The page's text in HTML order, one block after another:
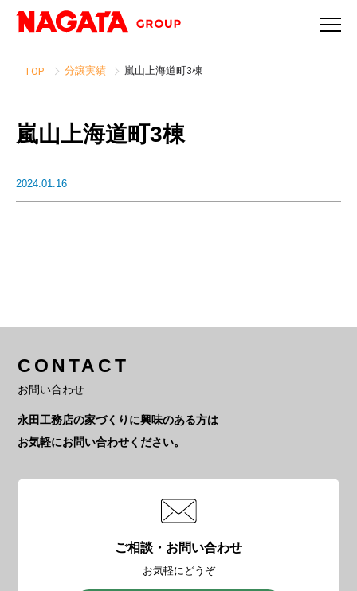
TOP 分譲実績 嵐山上海道町3棟
嵐山上海道町3棟
2024.01.16
CONTACT
お問い合わせ
永田工務店の家づくりに興味のある方は
お気軽にお問い合わせください。
ご相談・お問い合わせ
お気軽にどうぞ